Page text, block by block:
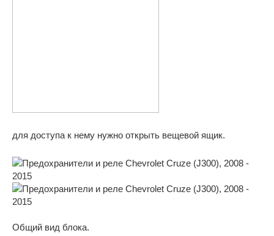
для доступа к нему нужно открыть вещевой ящик.
Общий вид блока.